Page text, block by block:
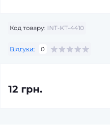
Код товару: INT-KT-4410
Відгуки: 0
12 грн.